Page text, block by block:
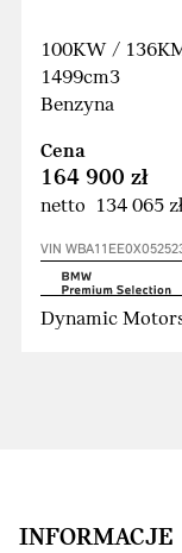
100KW /
1499cm3
Benzyna
Cena
164 900 zł
netto 134 065 zł
VIN
Dynamic
INFORMACJE